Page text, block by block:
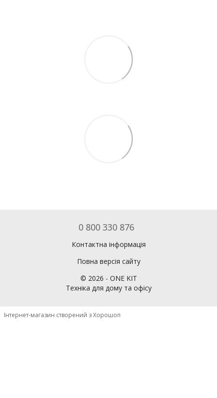
0 800 330 876
Контактна інформація
Повна версія сайту
© 2026 - ONE KIT
Техніка для дому та офісу
Інтернет-магазин створений з Хорошоп